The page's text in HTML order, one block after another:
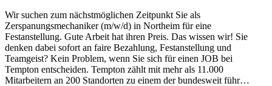
Wir suchen zum nächstmöglichen Zeitpunkt Sie als
Zerspanungsmechaniker (m/w/d) in Northeim für eine
Festanstellung. Gute Arbeit hat ihren Preis. Das wissen wir! Sie
denken dabei sofort an faire Bezahlung, Festanstellung und
Teamgeist? Kein Problem, wenn Sie sich für einen JOB bei
Tempton entscheiden. Tempton zählt mit mehr als 11.000
Mitarbeitern an 200 Standorten zu einem der bundesweit führ…